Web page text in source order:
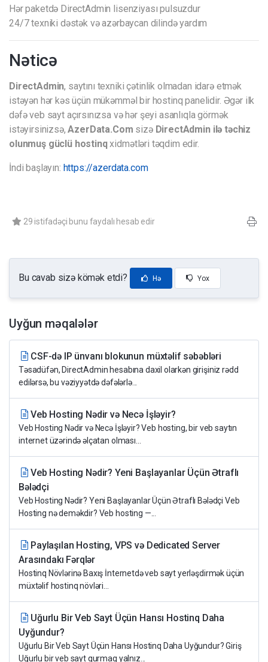
Hər paketdə DirectAdmin lisenziyası pulsuzdur
24/7 texniki dəstək və azərbaycan dilində yardım
Nəticə
DirectAdmin, saytını texniki çətinlik olmadan idarə etmək
istəyən hər kəs üçün mükəmməl bir hostinq panelidir. Əgər ilk
dəfə veb sayt açırsınızsa və hər şeyi asanlıqla görmək
istəyirsinizsə,AzerData.Com sizə DirectAdmin ilə təchiz
olunmuş güclü hostinqxidmətləri təqdim edir.
İndi başlayın: https://azerdata.com
29 istifadəçi bunu faydalı hesab edir
Bu cavab sizə kömək etdi? Hə Yox
Uyğun məqalələr
CSF-də IP ünvanı blokunun müxtəlif səbəbləri
Təsadüfən, DirectAdmin hesabına daxil olarkən girişiniz rədd
edilərsə, bu vəziyyətdə dəfələrlə...
Veb Hosting Nədir və Necə İşləyir?
Veb Hosting Nədir və Necə İşləyir? Veb hosting, bir veb saytın
internet üzərində əlçatan olması...
Veb Hosting Nədir? Yeni Başlayanlar Üçün Ətraflı
Bələdçi
Veb Hosting Nədir? Yeni Başlayanlar Üçün Ətraflı Bələdçi Veb
Hosting nə deməkdir? Veb hosting —...
Paylaşılan Hosting, VPS və Dedicated Server
Arasındakı Fərqlər
Hostinq Növlərinə Baxış İnternetdə veb sayt yerləşdirmək üçün
müxtəlif hostinq növləri...
Uğurlu Bir Veb Sayt Üçün Hansı Hostinq Daha
Uyğundur?
Uğurlu Bir Veb Sayt Üçün Hansı Hostinq Daha Uyğundur? Giriş
Uğurlu bir veb sayt qurmaq yalnız...